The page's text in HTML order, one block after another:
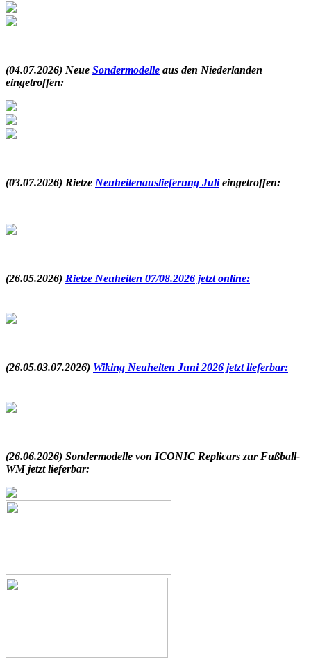
(04.07.2026) Neue Sondermodelle aus den Niederlanden
eingetroffen:
(03.07.2026) Rietze Neuheitenauslieferung Julieingetroffen:
(26.05.2026) Rietze Neuheiten 07/08.2026 jetzt online:
(26.05.03.07.2026) Wiking Neuheiten Juni 2026 jetzt lieferbar:
(26.06.2026) Sondermodelle von ICONIC Replicars zur Fußball-
WM jetzt lieferbar: